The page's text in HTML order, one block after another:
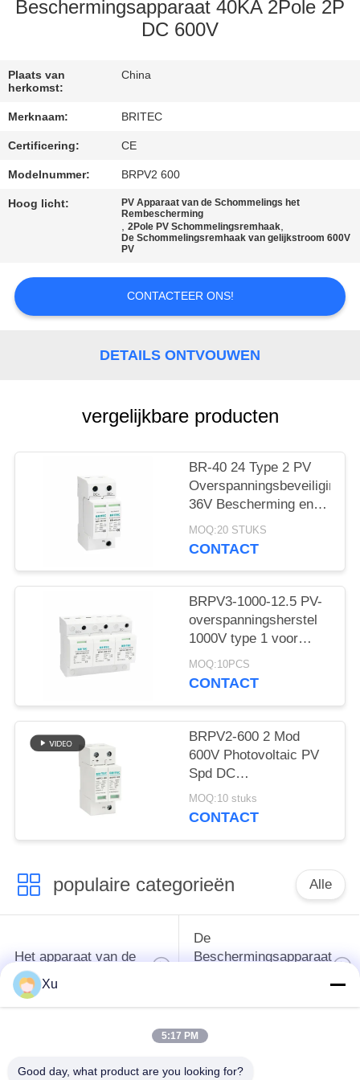
NIEUWS
GEVALLEN
VR
SITEMAP
Beschermingsapparaat 40KA 2Pole 2P
DC 600V
Plaats van
herkomst:
China
Merknaam: BRITEC
Certificering: CE
Modelnummer: BRPV2 600
Hoog licht:
PV Apparaat van de Schommelings het
Rembescherming
,2Pole PV Schommelingsremhaak,
De Schommelingsremhaak van gelijkstroom 600V
PV
CONTACTEER ONS!
DETAILS ONTVOUWEN
vergelijkbare producten
BR-40 24 Type 2 PV
Overspanningsbeveiliging
36V Bescherming en 5
Jaar Garantie Zonne-
energiesystemen type
MOQ:20 STUKS
CONTACT
BRPV3-1000-12.5 PV-
overspanningsherstel
1000V type 1 voor
zonnepanelen
MOQ:10PCS
CONTACT
BRPV2-600 2 Mod
600V Photovoltaic PV
Spd DC
zonne spd dc 600v pv
MOQ:10 stuks
CONTACT
populaire categorieën Alle
Het apparaat van de
schommelingsbescherming
De
Beschermingsapparaat
van de 2
Type van
Xu
5:17 PM
Good day, what product are you looking for?